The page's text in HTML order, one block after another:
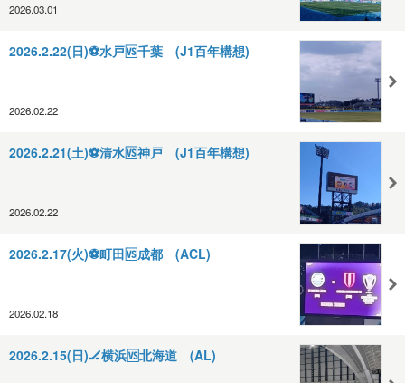
2026.03.01
2026.2.22(日)⚽️水戸🆚千葉 (J1百年構想)
2026.02.22
2026.2.21(土)⚽️清水🆚神戸 (J1百年構想)
2026.02.22
2026.2.17(火)⚽️町田🆚成都 (ACL)
2026.02.18
2026.2.15(日)🏒横浜🆚北海道 (AL)